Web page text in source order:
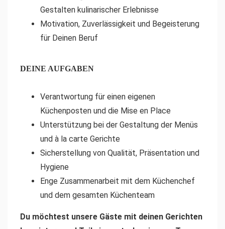
Gestalten kulinarischer Erlebnisse
Motivation, Zuverlässigkeit und Begeisterung
für Deinen Beruf
DEINE AUFGABEN
Verantwortung für einen eigenen
Küchenposten und die Mise en Place
Unterstützung bei der Gestaltung der Menüs
und à la carte Gerichte
Sicherstellung von Qualität, Präsentation und
Hygiene
Enge Zusammenarbeit mit dem Küchenchef
und dem gesamten Küchenteam
Du möchtest unsere Gäste mit deinen Gerichten